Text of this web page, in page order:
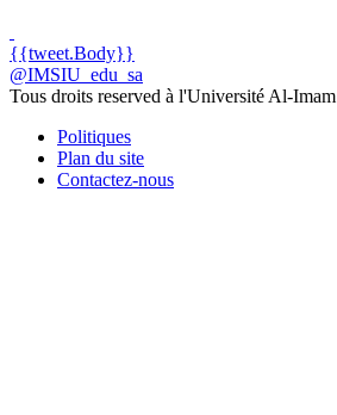
{{tweet.Body}}
@IMSIU_edu_sa
Tous droits reserved à l'Université Al-Imam
Politiques
Plan du site
Contactez-nous